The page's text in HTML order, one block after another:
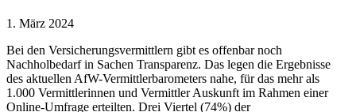
1. März 2024
Bei den Versicherungsvermittlern gibt es offenbar noch
Nachholbedarf in Sachen Transparenz. Das legen die Ergebnisse
des aktuellen AfW-Vermittlerbarometers nahe, für das mehr als
1.000 Vermittlerinnen und Vermittler Auskunft im Rahmen einer
Online-Umfrage erteilten. Drei Viertel (74%) der